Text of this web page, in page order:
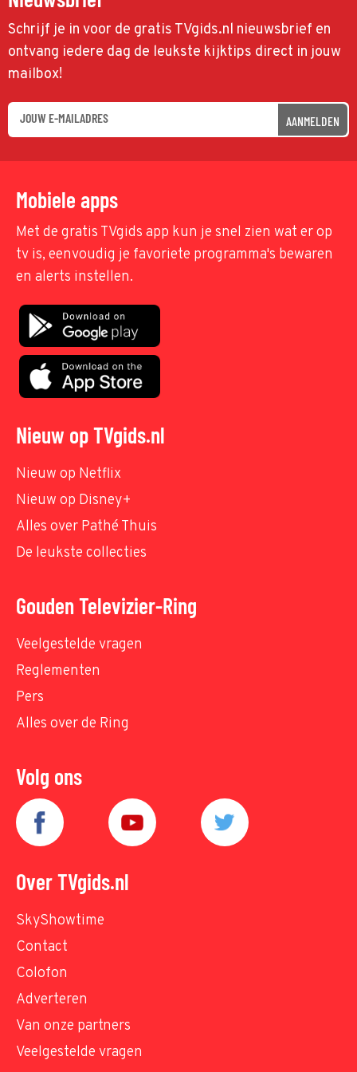
Schrijf je in voor de gratis TVgids.nl nieuwsbrief en
ontvang iedere dag de leukste kijktips direct in jouw
mailbox!
AANMELDEN
Mobiele apps
Met de gratis TVgids app kun je snel zien wat er op
tv is, eenvoudig je favoriete programma's bewaren
en alerts instellen.
Nieuw op TVgids.nl
Nieuw op Netflix
Nieuw op Disney+
Alles over Pathé Thuis
De leukste collecties
Gouden Televizier-Ring
Veelgestelde vragen
Reglementen
Pers
Alles over de Ring
Volg ons
Over TVgids.nl
SkyShowtime
Contact
Colofon
Adverteren
Van onze partners
Veelgestelde vragen